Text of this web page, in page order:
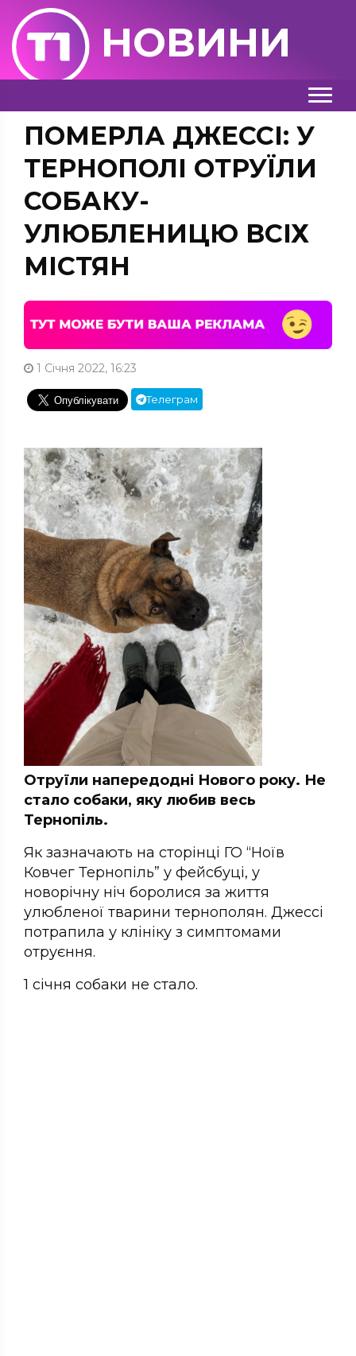
НОВИНИ
ПОМЕРЛА ДЖЕССІ: У
ТЕРНОПОЛІ ОТРУЇЛИ
СОБАКУ-
УЛЮБЛЕНИЦЮ ВСІХ
МІСТЯН
1 Січня 2022, 16:23
Телеграм
Отруїли напередодні Нового року. Не
стало собаки, яку любив весь
Тернопіль.
Як зазначають на сторінці ГО “Ноїв
Ковчег Тернопіль” у фейсбуці, у
новорічну ніч боролися за життя
улюбленої тварини тернополян. Джессі
потрапила у клініку з симптомами
отруєння.
1 січня собаки не стало.